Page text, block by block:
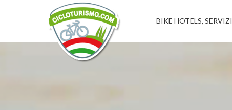
BIKE HOTELS,